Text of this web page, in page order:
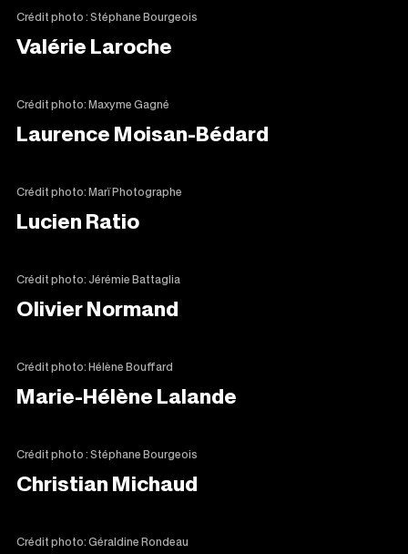
Crédit photo : Stéphane Bourgeois
Valérie Laroche
Crédit photo: Maxyme Gagné
Laurence Moisan-Bédard
Crédit photo: Marï Photographe
Lucien Ratio
Crédit photo: Jérémie Battaglia
Olivier Normand
Crédit photo: Hélène Bouffard
Marie-Hélène Lalande
Crédit photo : Stéphane Bourgeois
Christian Michaud
Crédit photo: Géraldine Rondeau